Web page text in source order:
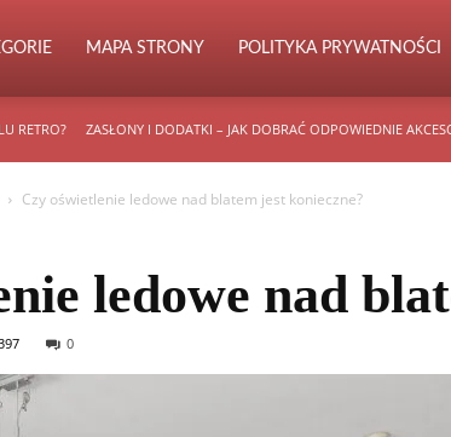
MAPA STRONY POLITYKA PRYWATNOŚCI
RETRO? ZASŁONY I DODATKI – JAK DOBRAĆ ODPOWIEDNIE
Czy oświetlenie ledowe nad blatem jest konieczne?
ledowe nad
0